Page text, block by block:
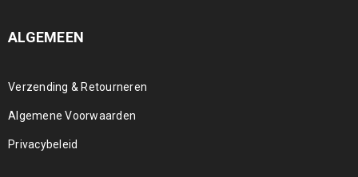
ALGEMEEN
Verzending & Retourneren
Algemene Voorwaarden
Privacybeleid